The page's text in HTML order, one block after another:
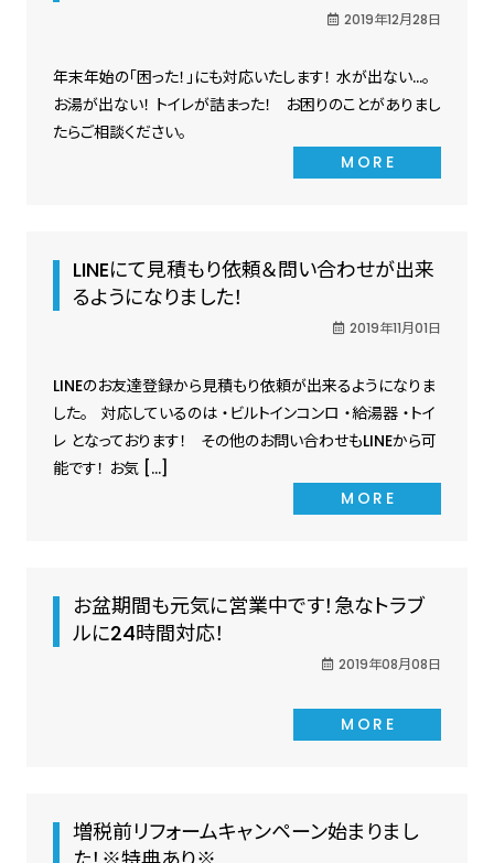
2019年12月28日
年末年始の「困った！」にも対応いたします！ 水が出ない…。
お湯が出ない！ トイレが詰まった！ お困りのことがありまし
たらご相談ください。
MORE
LINEにて見積もり依頼＆問い合わせが出来
るようになりました！
2019年11月01日
LINEのお友達登録から見積もり依頼が出来るようになりま
した。 対応しているのは ・ビルトインコンロ ・給湯器 ・トイ
レ となっております！ その他のお問い合わせもLINEから可
能です！ お気 […]
MORE
お盆期間も元気に営業中です！急なトラブ
ルに24時間対応！
2019年08月08日
MORE
増税前リフォームキャンペーン始まりまし